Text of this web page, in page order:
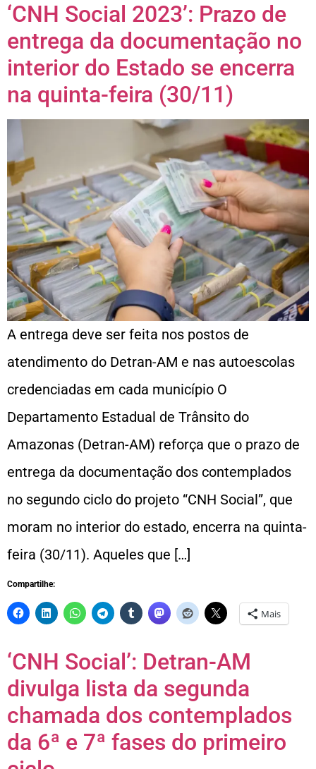
‘CNH Social 2023’: Prazo de
entrega da documentação no
interior do Estado se encerra
na quinta-feira (30/11)
A entrega deve ser feita nos postos de
atendimento do Detran-AM e nas autoescolas
credenciadas em cada município O
Departamento Estadual de Trânsito do
Amazonas (Detran-AM) reforça que o prazo de
entrega da documentação dos contemplados
no segundo ciclo do projeto “CNH Social”, que
moram no interior do estado, encerra na quinta-
feira (30/11). Aqueles que […]
Compartilhe:
Mais
‘CNH Social’: Detran-AM
divulga lista da segunda
chamada dos contemplados
da 6ª e 7ª fases do primeiro